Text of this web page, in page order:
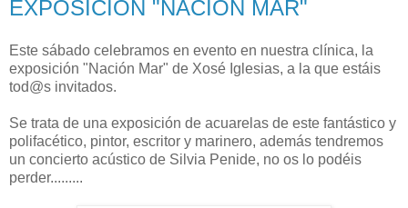
EXPOSICIÓN "NACIÓN MAR"
Este sábado celebramos en evento en nuestra clínica, la
exposición "Nación Mar" de Xosé Iglesias, a la que estáis
tod@s invitados.
Se trata de una exposición de acuarelas de este fantástico y
polifacético, pintor, escritor y marinero, además tendremos
un concierto acústico de Silvia Penide, no os lo podéis
perder.........